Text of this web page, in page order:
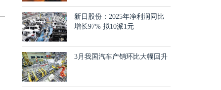
新日股份：2025年净利润同比
增长97% 拟10派1元
3月我国汽车产销环比大幅回升